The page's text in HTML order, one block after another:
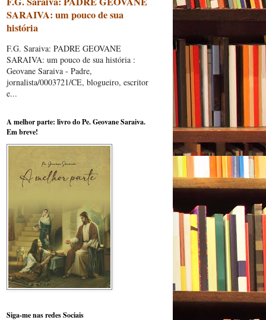
SARAIVA: um pouco de sua
história
F.G. Saraiva: PADRE GEOVANE
SARAIVA: um pouco de sua história :
Geovane Saraiva - Padre,
jornalista/0003721/CE, blogueiro, escritor
e...
A melhor parte: livro do Pe. Geovane Saraiva.
Em breve!
Siga-me nas redes Sociais